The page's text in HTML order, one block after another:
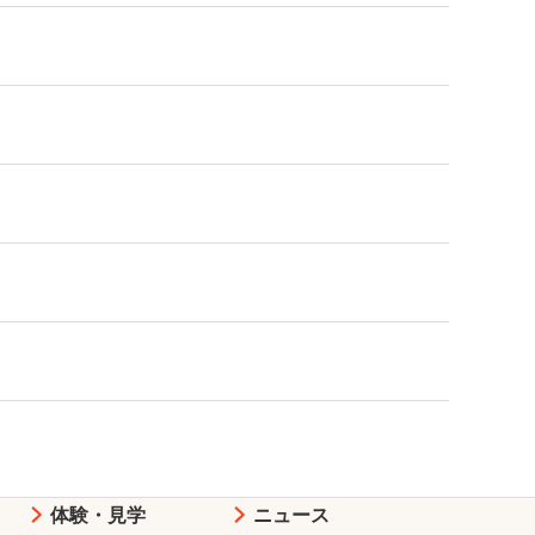
体験・見学 ニュース